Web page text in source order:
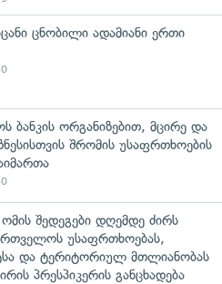
ცნობილი ადამიანი ერთი
ბანკის ორგანიზებით, მცირე და
შრომის უსაფრთხოების
შედეგები დღემდე ძირს
უსაფრთხოებას,
და ტერიტორიულ მთლიანობას
პრესპიკერის განცხადება